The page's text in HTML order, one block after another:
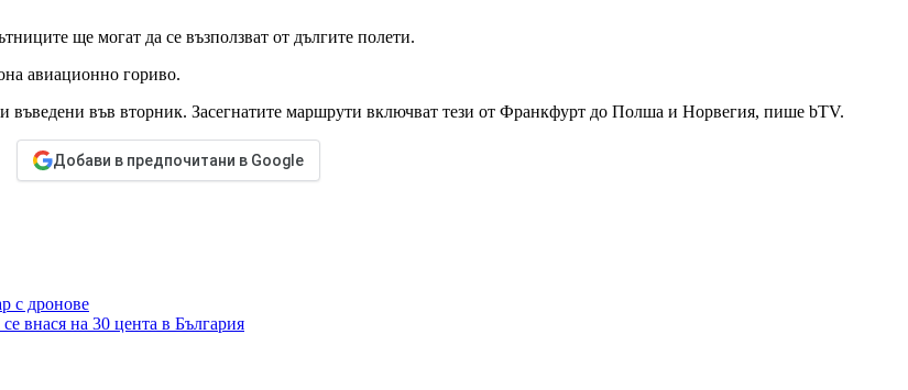
ще могат да се възползват от дългите полети.
авиационно гориво.
въведени във вторник. Засегнатите маршрути включват тези от Франкфурт до Полша и Норвегия, пише bTV.
Добави в предпочитани в Google
с дронове
внася на 30 цента в България